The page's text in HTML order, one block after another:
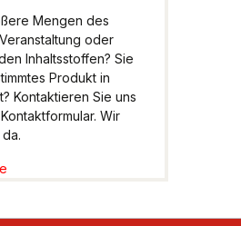
Mengen des
oder
Inhaltsstoffen? Sie
Produkt in
Kontaktieren Sie uns
Wir